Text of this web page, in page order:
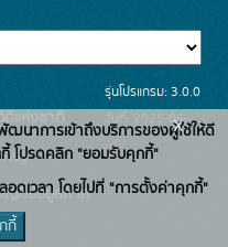
ติแห่งชาติ
รัฐ
ญชีข้อมูลภาค
รุ่นโปรแกรม: 3.0.0
วันที่: 2025-06-
10
ฒนาการเข้าถึงบริการของผู้ใช้ให้ดี
โปรดคลิก "ยอมรับคุกกี้"
เวลา โดยไปที่ "การตั้งค่าคุกกี้"
กี้
x